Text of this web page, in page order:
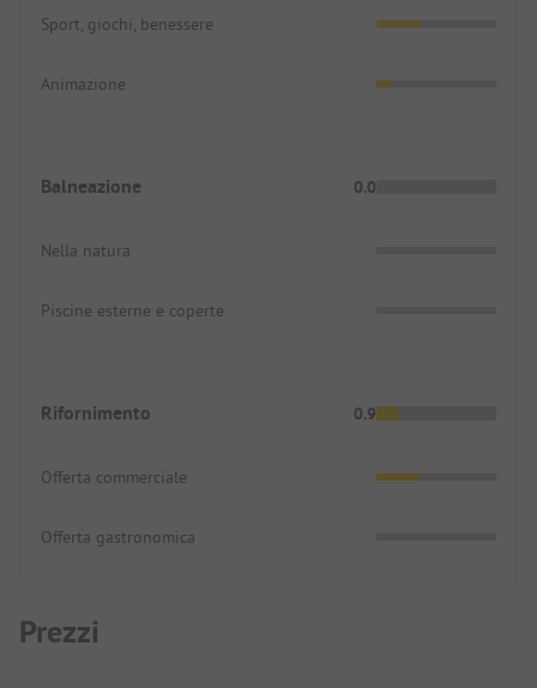
Sport, giochi, benessere
Animazione
Balneazione 0.0
Nella natura
Piscine esterne e coperte
Rifornimento 0.9
Offerta commerciale
Offerta gastronomica
Prezzi